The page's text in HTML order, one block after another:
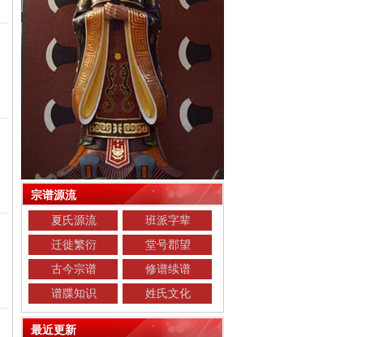
宗谱源流
夏氏源流
班派字辈
迁徙繁衍
堂号郡望
古今宗谱
修谱续谱
谱牒知识
姓氏文化
最近更新